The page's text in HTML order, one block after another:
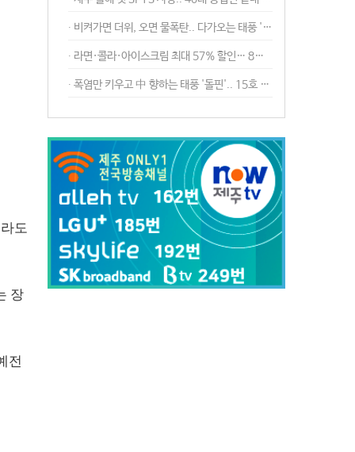
도
장
전
∙ 비켜가면 더위, 오면 물폭탄.. 다가오는 태풍 '돌핀' 경로 '촉각'
∙ 라면·콜라·아이스크림 최대 57% 할인… 8월 장바구니 할인전
∙ 폭염만 키우고 中 향하는 태풍 '돌핀'.. 15호 태풍 '찬홈' 곧 발생 예상